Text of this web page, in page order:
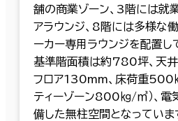
舗の商業ゾーン、3階には就
アラウンジ、8階には多様な
ーカー専用ラウンジを配置し
基準階面積は約780坪、天
フロア130mm、床荷重500
ティーゾーン800㎏/㎥）、
備した無柱空間となっていま